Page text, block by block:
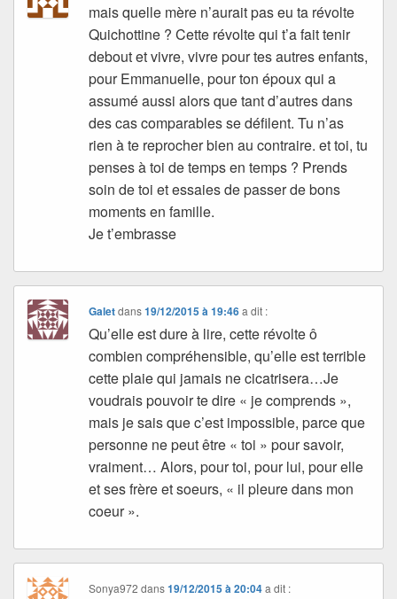
mais quelle mère n’aurait pas eu ta révolte
Quichottine ? Cette révolte qui t’a fait tenir
debout et vivre, vivre pour tes autres enfants,
pour Emmanuelle, pour ton époux qui a
assumé aussi alors que tant d’autres dans
des cas comparables se défilent. Tu n’as
rien à te reprocher bien au contraire. et toi, tu
penses à toi de temps en temps ? Prends
soin de toi et essaies de passer de bons
moments en famille.
Je t’embrasse
Galetdans19/12/2015 à 19:46 a dit :
Qu’elle est dure à lire, cette révolte ô
combien compréhensible, qu’elle est terrible
cette plaie qui jamais ne cicatrisera…Je
voudrais pouvoir te dire « je comprends »,
mais je sais que c’est impossible, parce que
personne ne peut être « toi » pour savoir,
vraiment… Alors, pour toi, pour lui, pour elle
et ses frère et soeurs, « il pleure dans mon
coeur ».
Sonya972 dans19/12/2015 à 20:04 a dit :